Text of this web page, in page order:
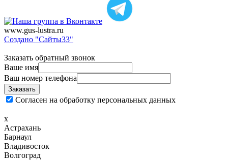
www.gus-lustra.ru
Создано "Сайты33"
Заказать обратный звонок
Ваше имя
Ваш номер телефона
Согласен на обработку персональных данных
x
Астрахань
Барнаул
Владивосток
Волгоград